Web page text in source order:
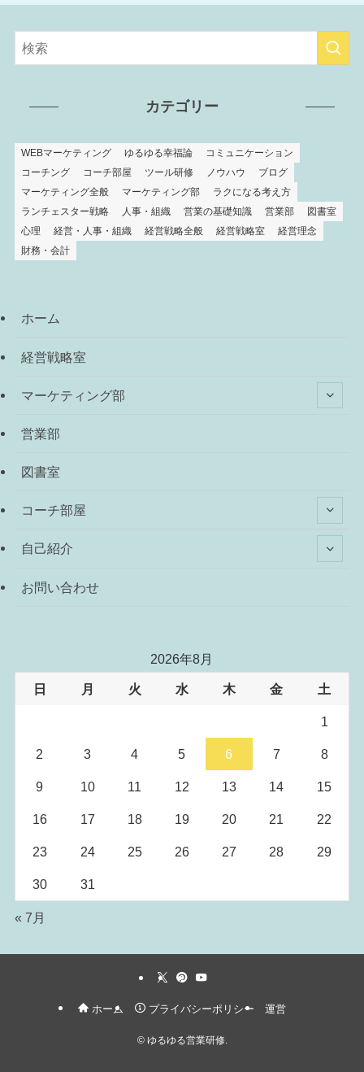
カテゴリー
WEBマーケティング ゆるゆる幸福論
コミュニケーション
コーチング
コーチ部屋 ツール研修 ノウハウ
ブログ
マーケティング全般
マーケティング部
ラクになる考え方
ランチェスター戦略
人事・組織 営業の基礎知識 営業部
図書室
心理
経営・人事・組織 経営戦略全般 経営戦略室
経営理念
財務・会計
ホーム
経営戦略室
マーケティング部
営業部
図書室
コーチ部屋
自己紹介
お問い合わせ
2026年8月
日 月 火 水 木 金 土
1
2 3 4 5 6 7 8
9 10 11 12 13 14 15
16 17 18 19 20 21 22
23 24 25 26 27 28 29
30 31
« 7月
ホーム プライバシーポリシー 運営
©ゆるゆる営業研修.